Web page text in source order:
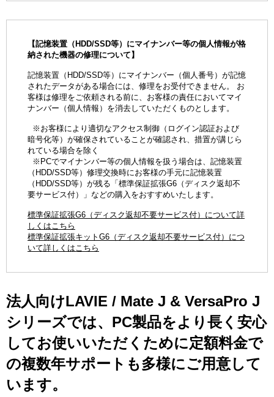
【記憶装置（HDD/SSD等）にマイナンバー等の個人情報が格
納された機器の修理について】
記憶装置（HDD/SSD等）にマイナンバー（個人番号）が記憶
されたデータがある場合には、修理をお受付できません。 お
客様は修理をご依頼される前に、お客様の責任においてマイ
ナンバー（個人情報）を消去していただくものとします。
※お客様により適切なアクセス制御（ログイン認証および
暗号化等）が確保されていることが確認され、措置が講じら
れている場合を除く
※PCでマイナンバー等の個人情報を扱う場合は、記憶装置
（HDD/SSD等）修理交換時にお客様の手元に記憶装置
（HDD/SSD等）が残る「標準保証拡張G6（ディスク返却不
要サービス付）」などの購入をおすすめいたします。
標準保証拡張G6（ディスク返却不要サービス付）について詳
しくはこちら
標準保証拡張キットG6（ディスク返却不要サービス付）につ
いて詳しくはこちら
法人向けLAVIE / Mate J & VersaPro J
シリーズでは、PC製品をより長く安心
してお使いいただくために定額料金で
の複数年サポートも多様にご用意して
います。